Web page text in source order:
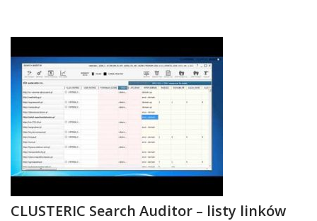
CLUSTERIC Search Auditor – listy linków